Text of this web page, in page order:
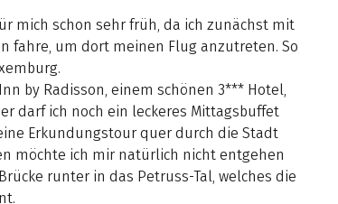
mich schon sehr früh, da ich zunächst mit
fahre, um dort meinen Flug anzutreten. So
by Radisson, einem schönen 3*** Hotel,
darf ich noch ein leckeres Mittagsbuffet
Erkundungstour quer durch die Stadt
möchte ich mir natürlich nicht entgehen
runter in das Petruss-Tal, welches die